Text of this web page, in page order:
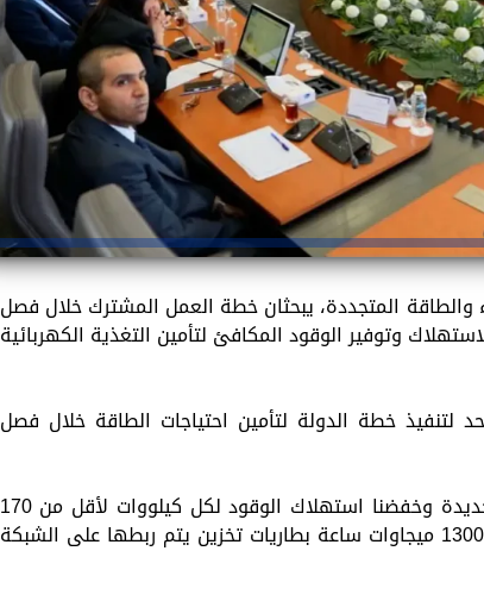
والطاقة المتجددة، يبحثان خطة العمل المشترك خلال فصل
وتوفير الوقود المكافئ لتأمين التغذية الكهربائية
خطة الدولة لتأمين احتياجات الطاقة خلال فصل
الدكتور محمود عصمت: طبقنا أنماط تشغيل جديدة وخفضنا استهلاك الوقود لكل كيلووات لأقل من 170
جرام.. و2200 ميجاوات من الطاقة المتجددة و1300 ميجاوات ساعة بطاريات تخزين يتم ربطها على الشبكة